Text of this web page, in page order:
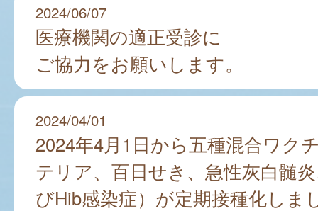
2024/06/07
医療機関の適正受診に
ご協力をお願いします。
2024/04/01
2024年4月1日から五種混合ワク
テリア、百日せき、急性灰白髄
びHib感染症）が定期接種化しま